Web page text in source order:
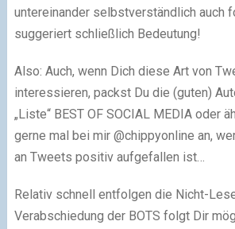
untereinander selbstverständlich auch
suggeriert schließlich Bedeutung!
Also: Auch, wenn Dich diese Art von
interessieren, packst Du die (guten)
„Liste“ BEST OF SOCIAL MEDIA oder
gerne mal bei mir @chippyonline an,
an Tweets positiv aufgefallen ist…
Relativ schnell entfolgen die Nicht-
Verabschiedung der BOTS folgt Dir